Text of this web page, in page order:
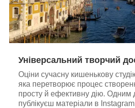
Універсальний творчий
Оціни сучасну кишенькову
яка перетворює процес
просту й ефективну дію. Одним
публікуєш матеріали в